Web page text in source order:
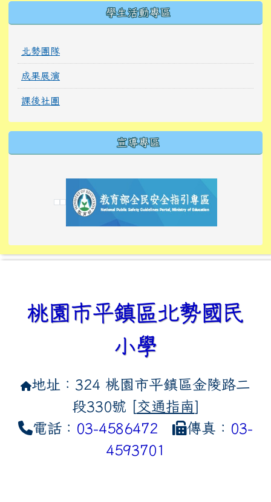
學生活動專區
北勢團隊
成果展演
課後社團
宣導專區
link to https://
link to https://10000.gov.tw/
link to https://
link to https://10000.gov.tw/
link to https://
link to https://
link to https://i.win.org.tw/
link to https://
link to https://
link to https://
link to https://
桃園市平鎮區北勢國民
小學
地址：324 桃園市平鎮區金陵路二
段330號 [交通指南]
電話： 03-4586472 傳真： 03-
4593701